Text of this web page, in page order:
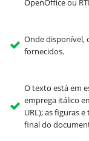
OpenOffice ou
Onde disponível,
fornecidos.
O texto está em
emprega itálico
URL); as figuras
final do